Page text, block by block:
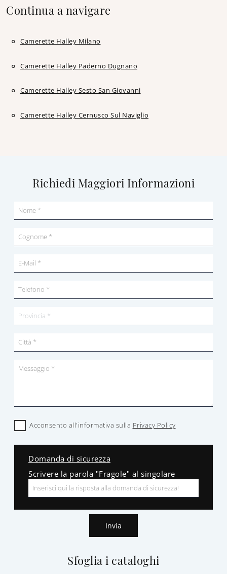
Continua a navigare
Camerette Halley Milano
Camerette Halley Paderno Dugnano
Camerette Halley Sesto San Giovanni
Camerette Halley Cernusco Sul Naviglio
Sfoglia i cataloghi
Richiedi Maggiori Informazioni
Acconsento all'informativa sulla Privacy Policy
Domanda di sicurezza
Scrivere la parola "Fragole" al singolare
Invia